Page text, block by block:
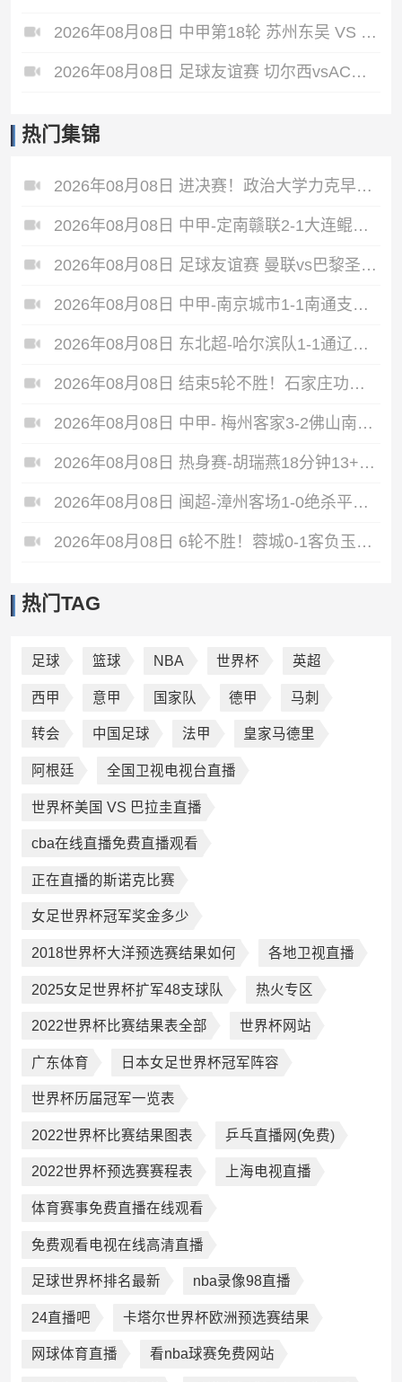
2026年08月08日 中甲第18轮 苏州东吴 VS 长春亚泰 全场录像
2026年08月08日 足球友谊赛 切尔西vsAC米兰 全场录像
热门集锦
2026年08月08日 进决赛！政治大学力克早稻田大学 谢昀达26+6 波波卡22+15+7
2026年08月08日 中甲-定南赣联2-1大连鲲城 达西埃尔两分钟两球
2026年08月08日 足球友谊赛 曼联vs巴黎圣日耳曼 进球
2026年08月08日 中甲-南京城市1-1南通支云5轮不胜 冈萨雷斯建功董洪麟破门救主
2026年08月08日 东北超-哈尔滨队1-1通辽队 李大宇破门李明悦神仙球扳平
2026年08月08日 结束5轮不胜！石家庄功夫2-1十人陕西联合 维尼修斯制胜曹康直红
2026年08月08日 中甲- 梅州客家3-2佛山南狮 维尼梅开二度
2026年08月08日 热身赛-胡瑞燕18分钟13+6 中国U18女篮38分大胜蒙古女篮
2026年08月08日 闽超-漳州客场1-0绝杀平潭终结6连败 黄鸿替补登场97分钟破门
2026年08月08日 6轮不胜！蓉城0-1客负玉昆 奥斯卡制胜玉昆暂第三 蓉城全场1射正
热门TAG
足球 篮球 NBA 世界杯 英超
西甲 意甲 国家队 德甲 马刺
转会 中国足球 法甲 皇家马德里
阿根廷 全国卫视电视台直播
世界杯美国 VS 巴拉圭直播
cba在线直播免费直播观看
正在直播的斯诺克比赛
女足世界杯冠军奖金多少
2018世界杯大洋预选赛结果如何 各地卫视直播
2025女足世界杯扩军48支球队 热火专区
2022世界杯比赛结果表全部 世界杯网站
广东体育 日本女足世界杯冠军阵容
世界杯历届冠军一览表
2022世界杯比赛结果图表 乒乓直播网(免费)
2022世界杯预选赛赛程表 上海电视直播
体育赛事免费直播在线观看
免费观看电视在线高清直播
足球世界杯排名最新 nba录像98直播
24直播吧 卡塔尔世界杯欧洲预选赛结果
网球体育直播 看nba球赛免费网站